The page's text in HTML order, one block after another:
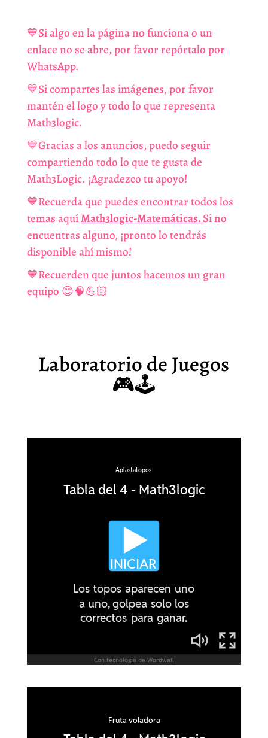
💙Si algo en la página no funciona o un
enlace no se abre, por favor repórtalo por
WhatsApp.
💙Si compartes las imágenes, por favor
mantén el logo y todo lo que representa
Math3logic.
💙Gracias a los anuncios, puedo seguir
compartiendo todo lo que te gusta de
Math3Logic. ¡Agradezco tu apoyo!
💙Recuerda que puedes encontrar todos los
temas aquíMath3logic-Matemáticas.Si no
encuentras alguno, ¡pronto lo tendrás
disponible ahí mismo!
💙Recuerden que juntos hacemos un gran
equipo 😊🧠💪🏻
Laboratorio de Juegos
🎮🕹️